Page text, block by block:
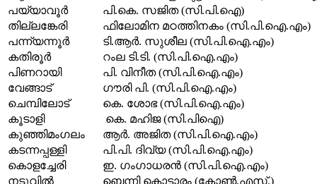
പയ്യാവൂർ
പി.കെ. സജിത (സി.പി.ഐ)
തില്ലങ്കേരി
ഫിലോമിന മഠത്തിനകം (സി.പി.ഐ.എം)
പന്ന്യന്നൂർ
ടി.ആർ. സുശീല (സി.പി.ഐ.എം)
കതിരൂർ
റംല ടി.ടി. (സി.പി.ഐ.എം)
പിണറായി
പി. വിനീത (സി.പി.ഐ.എം)
വേങ്ങാട്
ഗൗരി പി. (സി.പി.ഐ.എം)
ചെമ്പിലോട്
കെ. ശോഭ (സി.പി.ഐ.എം)
കൂടാളി
കെ. മഹിജ (സി.പിഐ)
കുഞ്ഞിമംഗലം
ആർ. അജിത (സി.പി.ഐ.എം)
കടന്നപ്പള്ളി
പി.പി. ദിവ്യ (സി.പി.ഐ.എം)
കൊളച്ചേരി
ഇ. ഗംഗാധരൻ (സി.പി.ഐ.എം)
നടുവിൽ
ബെന്നി കൊട്ടാരം (കോൺ.എസ്.)